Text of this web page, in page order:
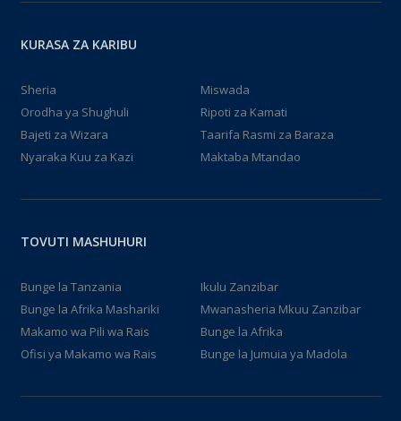
KURASA ZA KARIBU
Sheria
Miswada
Orodha ya Shughuli
Ripoti za Kamati
Bajeti za Wizara
Taarifa Rasmi za Baraza
Nyaraka Kuu za Kazi
Maktaba Mtandao
TOVUTI MASHUHURI
Bunge la Tanzania
Ikulu Zanzibar
Bunge la Afrika Mashariki
Mwanasheria Mkuu Zanzibar
Makamo wa Pili wa Rais
Bunge la Afrika
Ofisi ya Makamo wa Rais
Bunge la Jumuia ya Madola